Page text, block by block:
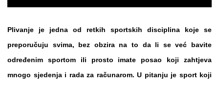
Plivanje je jedna od retkih sportskih disciplina koje se
preporučuju svima, bez obzira na to da li se već bavite
određenim sportom ili prosto imate posao koji zahtjeva
mnogo sjedenja i rada za računarom. U pitanju je sport koji